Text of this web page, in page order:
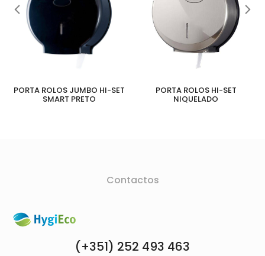
PORTA ROLOS JUMBO HI-SET
SMART PRETO
PORTA ROLOS HI-SET
NIQUELADO
Contactos
(+351) 252 493 463